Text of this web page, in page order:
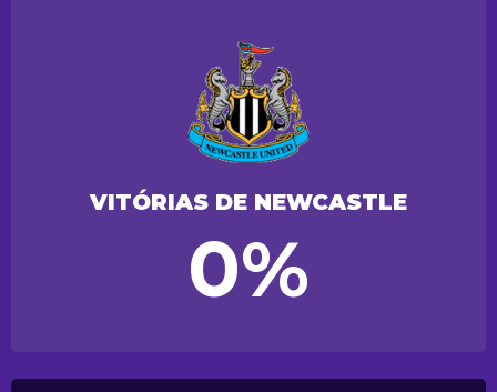
VITÓRIAS DE NEWCASTLE
0%